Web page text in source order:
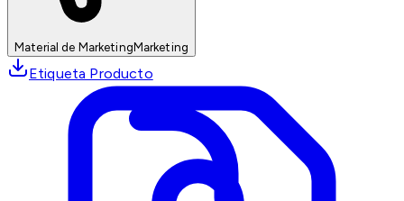
Material de MarketingMarketing
Etiqueta Producto